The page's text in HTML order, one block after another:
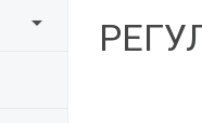
